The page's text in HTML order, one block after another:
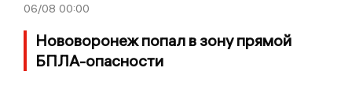
06/08 00:00
Нововоронеж попал в зону прямой
БПЛА-опасности